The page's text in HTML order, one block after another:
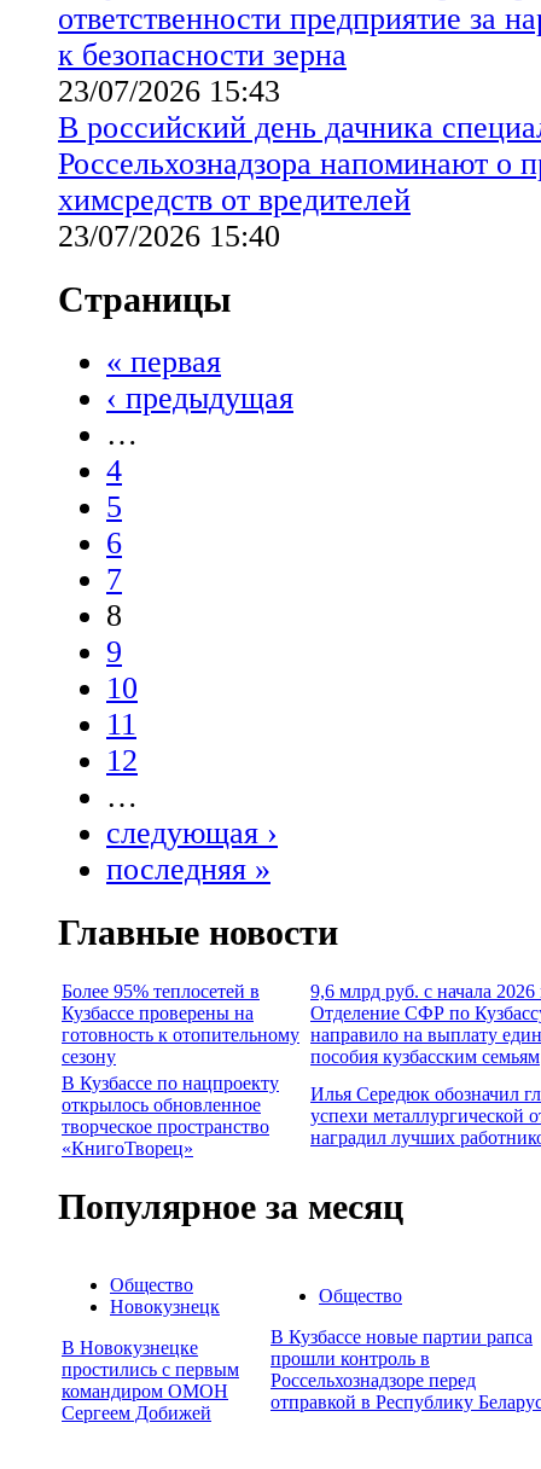
ответственности предприятие за
к безопасности зерна
23/07/2026 15:43
В российский день дачника
Россельхознадзора напоминают о
химсредств от вредителей
23/07/2026 15:40
Страницы
« первая
‹ предыдущая
…
4
5
6
7
8
9
10
11
12
…
следующая ›
последняя »
Главные новости
Более 95% теплосетей в
Кузбассе проверены на
готовность к отопительному
сезону
9,6 млрд руб. с начала 2026
Отделение СФР по
направило на выплату
пособия кузбасским семьям
В Кузбассе по нацпроекту
открылось обновленное
творческое пространство
«КнигоТворец»
Илья Середюк обозначил
успехи металлургической
наградил лучших
Популярное за месяц
Общество
Новокузнецк
В Новокузнецке
простились с первым
командиром ОМОН
Сергеем Добижей
Общество
В Кузбассе новые партии рапса
прошли контроль в
Россельхознадзоре перед
отправкой в Республику